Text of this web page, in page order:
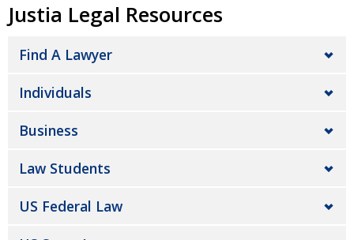
Justia Legal Resources
Find A Lawyer
Individuals
Business
Law Students
US Federal Law